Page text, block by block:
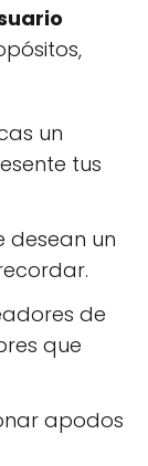
un
tus
desean un
de
que
apodos